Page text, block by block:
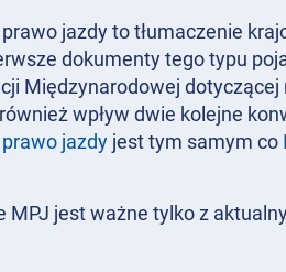
jazdy to tłumaczenie
dokumenty tego typu
Międzynarodowej
wpływ dwie kolejne
jazdy jest tym samym co
MPJ jest ważne tylko z